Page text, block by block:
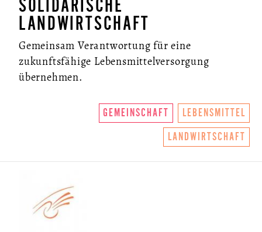
SOLIDARISCHE
LANDWIRTSCHAFT
Gemeinsam Verantwortung für eine
zukunftsfähige Lebensmittelversorgung
übernehmen.
GEMEINSCHAFT LEBENSMITTEL
LANDWIRTSCHAFT